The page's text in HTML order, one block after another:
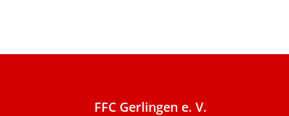
FFC Gerlingen e. V.